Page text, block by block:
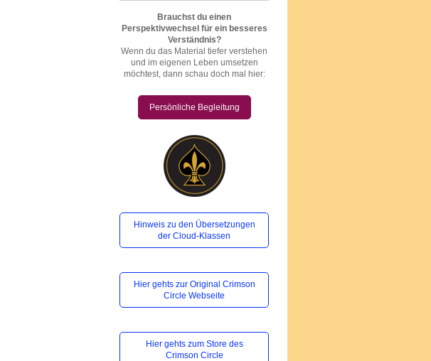
Brauchst du einen
Perspektivwechsel für ein besseres
Verständnis?
Wenn du das Material tiefer verstehen
und im eigenen Leben umsetzen
möchtest, dann schau doch mal hier:
Persönliche Begleitung
Hinweis zu den Übersetzungen
der Cloud-Klassen
Hier gehts zur Original Crimson
Circle Webseite
Hier gehts zum Store des
Crimson Circle